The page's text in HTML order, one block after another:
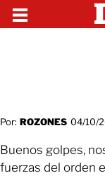
Por: ROZONES 04/10/
Buenos golpes,
fuerzas del orden